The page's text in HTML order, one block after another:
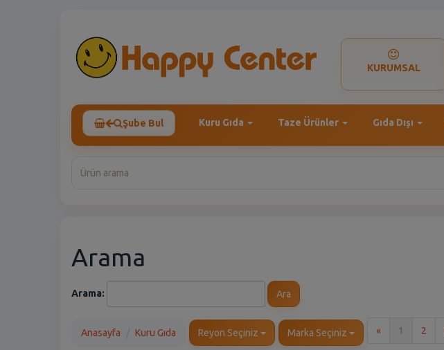
KURUMSAL
Şube Bul Kuru Gıda Taze Ürünler Gıda Dışı
Arama
Arama: Ara
Anasayfa Kuru Gıda Reyon Seçiniz Marka Seçiniz « 1 2